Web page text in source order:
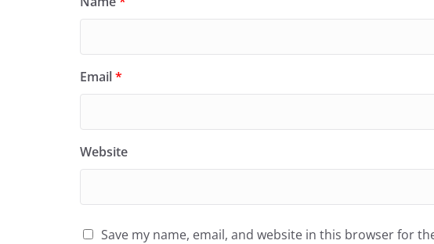
Email*
Website
Save my name, email, and website in this browser for